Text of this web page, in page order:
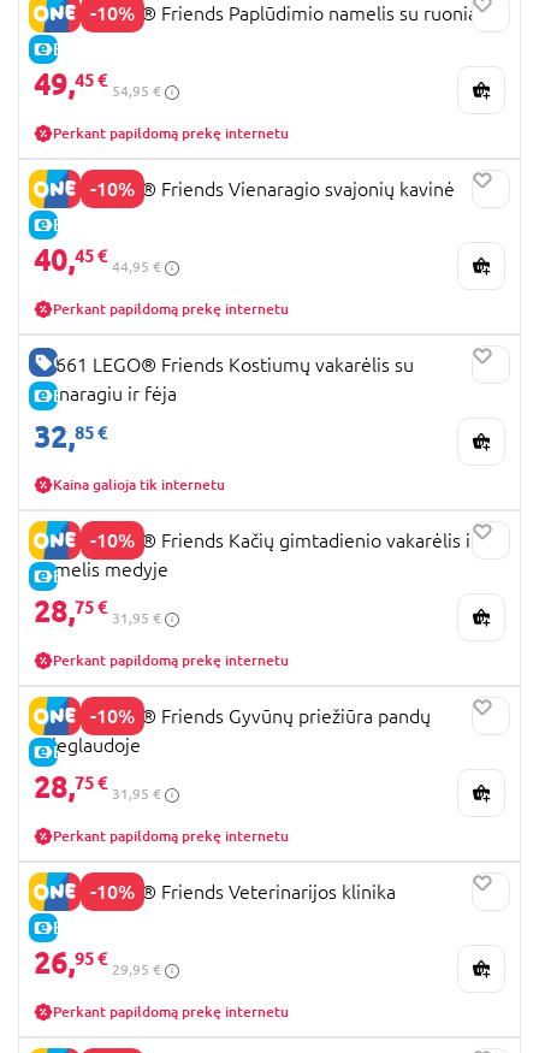
-10%
E-KAINA
42699 LEGO® Friends Paplūdimio namelis su ruoniais
49,45 €
54,95 €
Perkant papildomą prekę internetu
-10%
E-KAINA
42684 LEGO® Friends Vienaragio svajonių kavinė
40,45 €
44,95 €
Perkant papildomą prekę internetu
GERA KAINA
E-KAINA
42661 LEGO® Friends Kostiumų vakarėlis su
vienaragiu ir fėja
32,85 €
Kaina galioja tik internetu
-10%
E-KAINA
42666 LEGO® Friends Kačių gimtadienio vakarėlis ir
namelis medyje
28,75 €
31,95 €
Perkant papildomą prekę internetu
-10%
E-KAINA
42648 LEGO® Friends Gyvūnų priežiūra pandų
prieglaudoje
28,75 €
31,95 €
Perkant papildomą prekę internetu
-10%
E-KAINA
42696 LEGO® Friends Veterinarijos klinika
26,95 €
29,95 €
Perkant papildomą prekę internetu